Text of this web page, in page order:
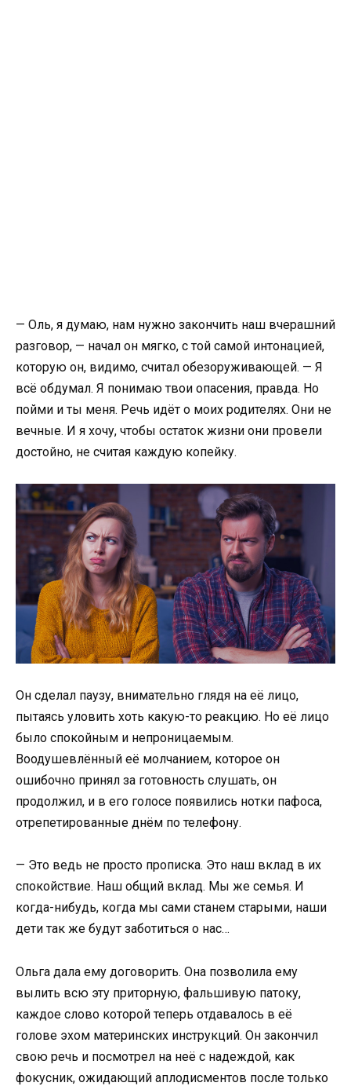
— Оль, я думаю, нам нужно закончить наш вчерашний
разговор, — начал он мягко, с той самой интонацией,
которую он, видимо, считал обезоруживающей. — Я
всё обдумал. Я понимаю твои опасения, правда. Но
пойми и ты меня. Речь идёт о моих родителях. Они не
вечные. И я хочу, чтобы остаток жизни они провели
достойно, не считая каждую копейку.
Он сделал паузу, внимательно глядя на её лицо,
пытаясь уловить хоть какую-то реакцию. Но её лицо
было спокойным и непроницаемым.
Воодушевлённый её молчанием, которое он
ошибочно принял за готовность слушать, он
продолжил, и в его голосе появились нотки пафоса,
отрепетированные днём по телефону.
— Это ведь не просто прописка. Это наш вклад в их
спокойствие. Наш общий вклад. Мы же семья. И
когда-нибудь, когда мы сами станем старыми, наши
дети так же будут заботиться о нас…
Ольга дала ему договорить. Она позволила ему
вылить всю эту приторную, фальшивую патоку,
каждое слово которой теперь отдавалось в её
голове эхом материнских инструкций. Он закончил
свою речь и посмотрел на неё с надеждой, как
фокусник, ожидающий аплодисментов после только